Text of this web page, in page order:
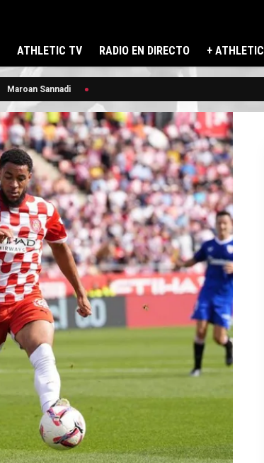
ATHLETIC TV RADIO EN DIRECTO + ATHLETIC
Maroan Sannadi